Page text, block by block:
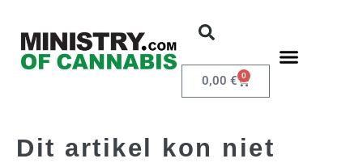
0,00 € 0
Dit artikel kon niet